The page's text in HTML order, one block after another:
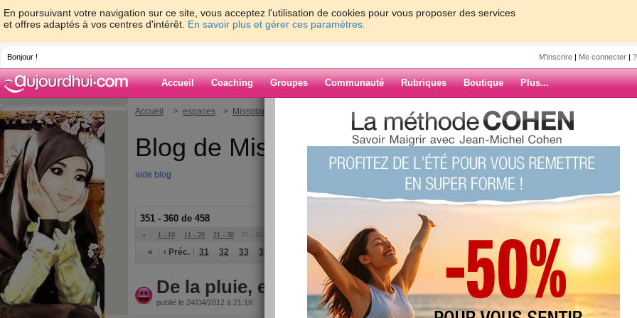
En poursuivant votre navigation sur ce site, vous acceptez l'utilisation de cookies pour vous proposer des services
et offres adaptés à vos centres d'intérêt. En savoir plus et gérer ces paramètres.
Bonjour ! M'inscrire | Me connecter |
Accueil Coaching Groupes Communauté Rubriques Boutique Plus...
Accueil > espaces > Missplapla
Blog de Missplapla
aide blog
351 - 360 de 458
« 1 - 10 11 - 20 21 - 30 31 - 40
« ‹ Préc. 31 32 33 34 36 37 38 39 40 Suiv. ›
De la pluie, et encore de la pluie...
publié le 24/04/2012 à 21:18 ARCHIVES